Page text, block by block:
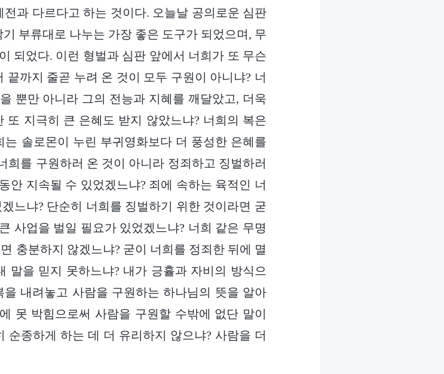
과 다르다고 하는 것이다. 오늘날 공의로운 심판
부류대로 나누는 가장 좋은 도구가 되었으며, 무
되었다. 이런 형벌과 심판 앞에서 너희가 또 무슨
끝까지 줄곧 누려 온 것이 모두 구원이 아니냐? 너
뿐만 아니라 그의 전능과 지혜를 깨달았고, 더욱
또 지극히 큰 은혜도 받지 않았느냐? 너희의 복은
솔로몬이 누린 부귀영화보다 더 풍성한 은혜를
희를 구원하러 온 것이 아니라 정죄하고 징벌하러
안 지속될 수 있었겠느냐? 죄에 속하는 육적인 너
느냐? 단순히 너희를 징벌하기 위한 것이라면 굳
사업을 벌일 필요가 있었겠느냐? 너희 같은 무명
충분하지 않겠느냐? 굳이 너희를 정죄한 뒤에 멸
말을 믿지 못하느냐? 내가 긍휼과 자비의 방식으
내려놓고 사람을 구원하는 하나님의 뜻을 알아
못 박힘으로써 사람을 구원할 수밖에 없단 말이
순종하게 하는 데 더 유리하지 않으냐? 사람을 더